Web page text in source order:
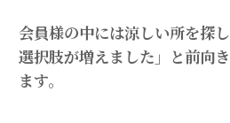
会員様の中には涼しい所を探
選択肢が増えました」と前向
ます。